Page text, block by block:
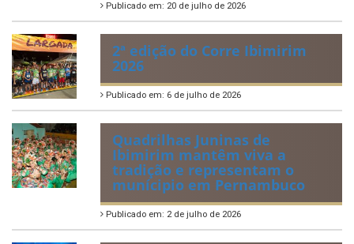
Publicado em: 20 de julho de 2026
2ª edição do Corre Ibimirim
2026
Publicado em: 6 de julho de 2026
Quadrilhas Juninas de
Ibimirim mantêm viva a
tradição e representam o
munícipio em Pernambuco
Publicado em: 2 de julho de 2026